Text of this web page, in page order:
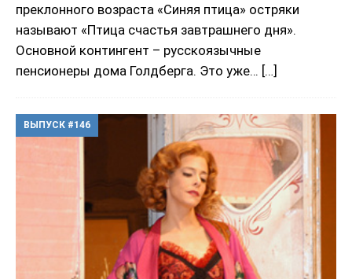
преклонного возраста «Синяя птица» остряки
называют «Птица счастья завтрашнего дня».
Основной контингент – русскоязычные
пенсионеры дома Голдберга. Это уже… […]
ВЫПУСК #146